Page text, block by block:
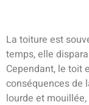
La toiture est
temps, elle
Cependant, le toit
conséquences de
lourde et